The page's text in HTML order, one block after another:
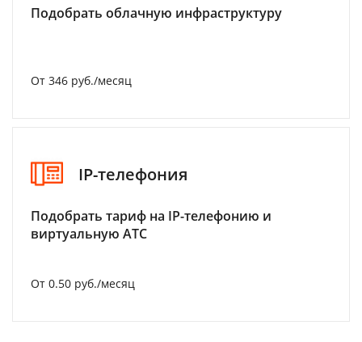
Подобрать облачную инфраструктуру
От 346 руб./месяц
IP-телефония
Подобрать тариф на IP-телефонию и
виртуальную АТС
От 0.50 руб./месяц